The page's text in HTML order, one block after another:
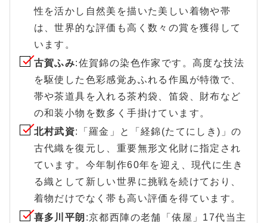
性を活かし自然美を描いた美しい着物や帯
は、世界的な評価も高く数々の賞を獲得して
います。
古賀ふみ:佐賀錦の染色作家です。高度な技法
を駆使した色彩感覚あふれる作風が特徴で、
帯や茶道具を入れる茶杓袋、笛袋、財布など
の和装小物を数多く手掛けています。
北村武資:「羅金」と「経錦(たてにしき)」の
古代織を復元し、重要無形文化財に指定され
ています。今年制作60年を迎え、現代に生き
る織として新しい世界に挑戦を続けており、
着物だけでなく帯も高い評価を得ています。
喜多川平朗 :京都西陣の老舗「俵屋」17代当主